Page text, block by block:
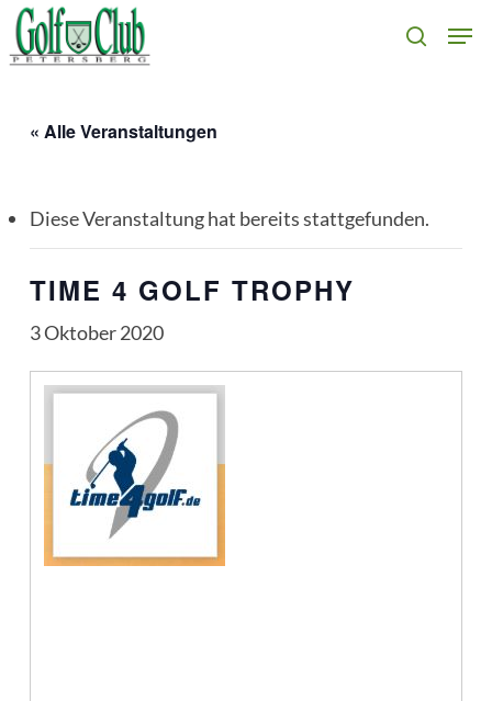
Skip
to
search
« Alle Veranstaltungen
Diese Veranstaltung hat bereits stattgefunden.
TIME 4 GOLF TROPHY
3 Oktober 2020